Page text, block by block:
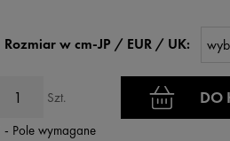
wyświetlana jest najniższa cena od
Rozmiar w cm-JP / EUR / UK:
Szt. DO
- Pole wymagane